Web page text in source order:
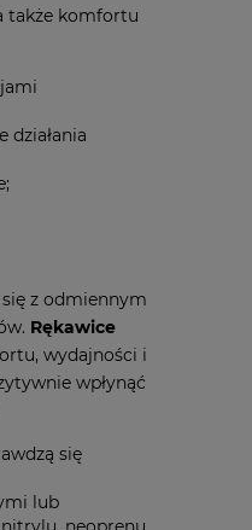
także komfortu
z odmiennym
Rękawice
wydajności i
wpłynąć
się
lub